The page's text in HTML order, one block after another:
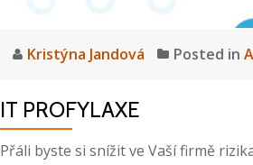
Kristýna Jandová Posted in
IT PROFYLAXE
Přáli byste si snížit ve Vaší firmě